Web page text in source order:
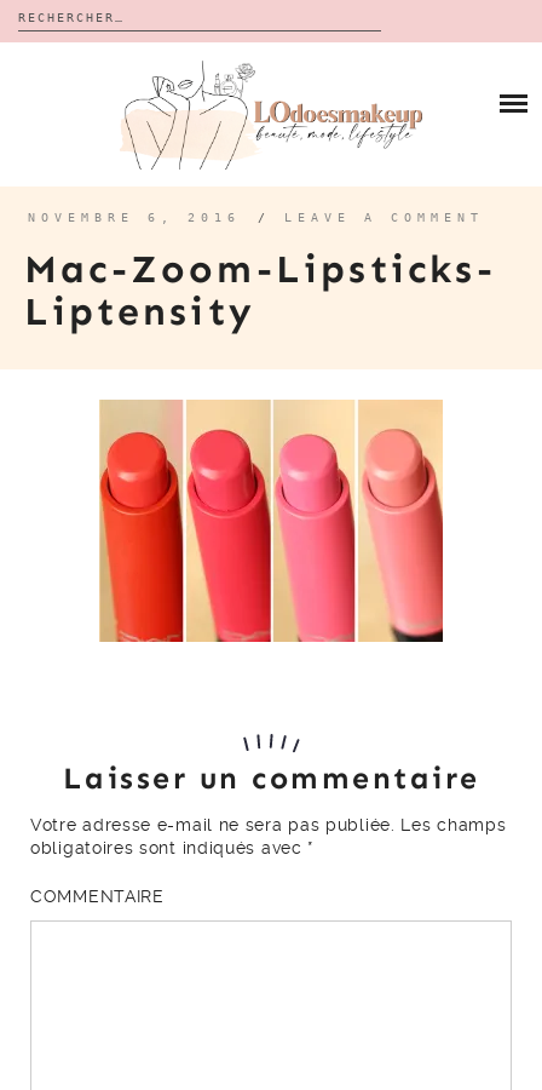
Rechercher :
CALENDRIERS DE L’AVENT
BON PLAN
À PROPOS
CONTACT
NOVEMBRE 6, 2016 / LEAVE A COMMENT
Mac-Zoom-Lipsticks-
Liptensity
Laisser un commentaire
Votre adresse e-mail ne sera pas publiée.
Les champs
obligatoires sont indiqués avec *
COMMENTAIRE